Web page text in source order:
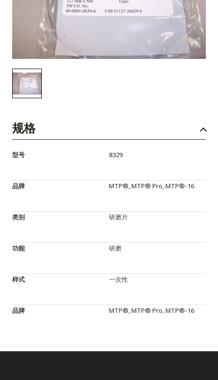
活动信息
规格
型号 8329
品牌 MTP®, MTP® Pro, MTP®-16
类别 研磨片
功能 研磨
样式 一次性
品牌 MTP®, MTP® Pro, MTP®-16